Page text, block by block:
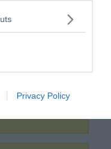
Privacy Policy
a
két